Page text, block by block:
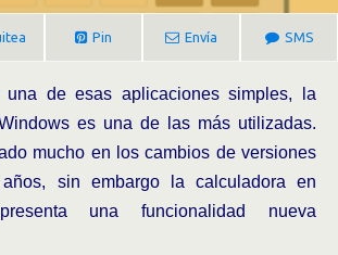
Pin Envía SMS
de esas aplicaciones simples, la
es una de las más utilizadas.
mucho en los cambios de versiones
sin embargo la calculadora en
una funcionalidad nueva